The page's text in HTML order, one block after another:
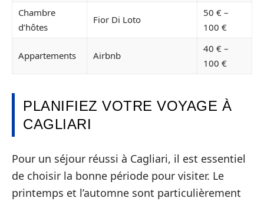
Chambre
d’hôtes
Fior Di Loto
50 € –
100 €
Appartements Airbnb
40 € –
100 €
PLANIFIEZ VOTRE VOYAGE À
CAGLIARI
Pour un séjour réussi à Cagliari, il est essentiel
de choisir la bonne période pour visiter. Le
printemps et l’automne sont particulièrement